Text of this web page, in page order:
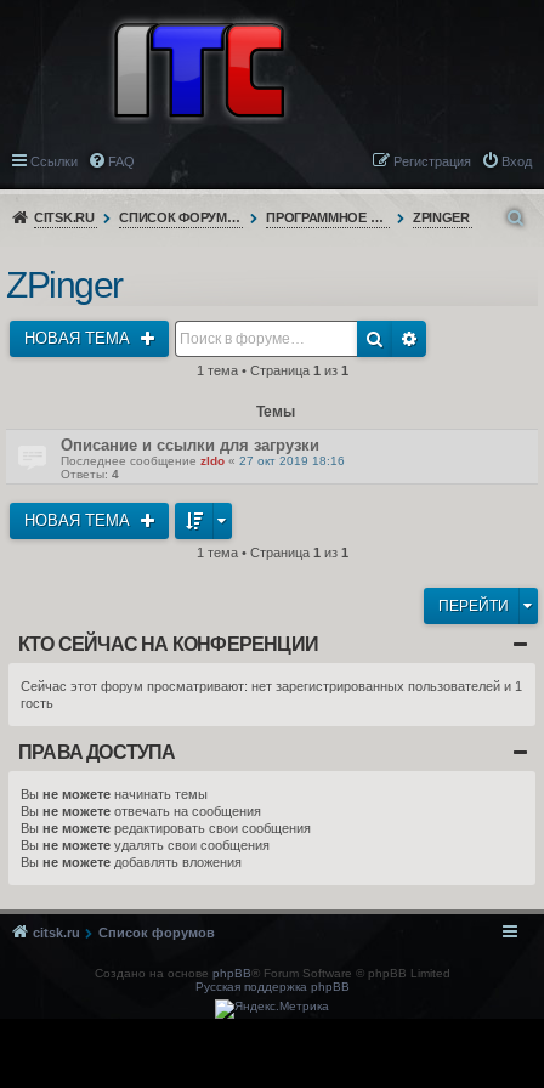
Ссылки FAQ Вход
Регистрация
CITSK.RU СПИСОК ФОРУМОВ ПРОГРАММНОЕ ОБЕСПЕЧЕНИЕ ZPINGER
ZPinger
НОВАЯ ТЕМА
1 тема • Страница 1 из 1
Темы
Описание и ссылки для загрузки
Последнее сообщение zldo « 27 окт 2019 18:16
Ответы: 4
НОВАЯ ТЕМА
1 тема • Страница 1 из 1
ПЕРЕЙТИ
КТО СЕЙЧАС НА КОНФЕРЕНЦИИ
Сейчас этот форум просматривают: нет зарегистрированных пользователей и 1
гость
ПРАВА ДОСТУПА
Вы не можете начинать темы
Вы не можете отвечать на сообщения
Вы не можете редактировать свои сообщения
Вы не можете удалять свои сообщения
Вы не можете добавлять вложения
citsk.ru Список форумов
Создано на основе phpBB® Forum Software © phpBB Limited
Русская поддержка phpBB